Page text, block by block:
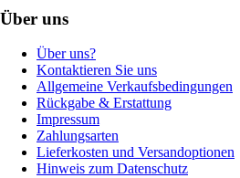
Über uns
Über uns?
Kontaktieren Sie uns
Allgemeine Verkaufsbedingungen
Rückgabe & Erstattung
Impressum
Zahlungsarten
Lieferkosten und Versandoptionen
Hinweis zum Datenschutz